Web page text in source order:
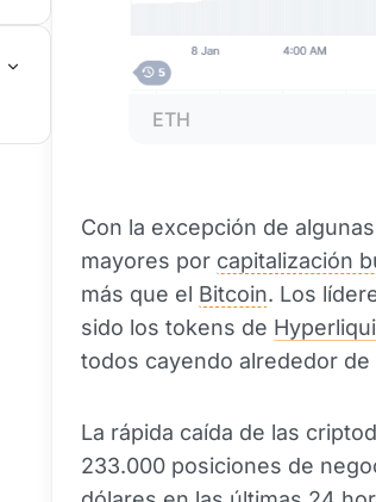
ETH
Con la excepción de
mayores por capitalización
más que el Bitcoin. Los
sido los tokens de
todos cayendo alrededor de
La rápida caída de las
233.000 posiciones de